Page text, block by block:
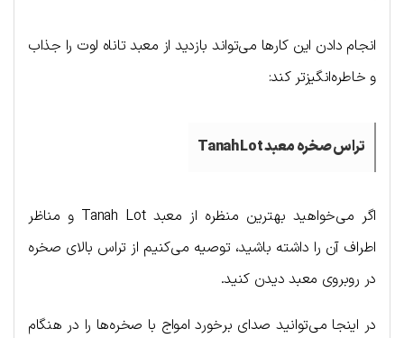
انجام دادن این کارها می‌تواند بازدید از معبد تاناه لوت را جذاب
و خاطره‌انگیزتر کند:
تراس صخره معبدTanah Lot
اگر می‌خواهید بهترین منظره از معبد Tanah Lot و مناظر
اطراف آن را داشته باشید، توصیه می‌کنیم از تراس بالای صخره
در روبروی معبد دیدن کنید.
در اینجا می‌توانید صدای برخورد امواج با صخره‌ها را در هنگام